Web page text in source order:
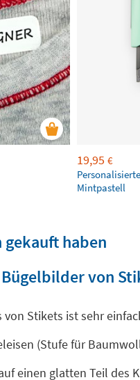
19,95 €
Mintpastell
gekauft haben
von
von Stikets ist sehr
(Stufe für
einen glatten Teil